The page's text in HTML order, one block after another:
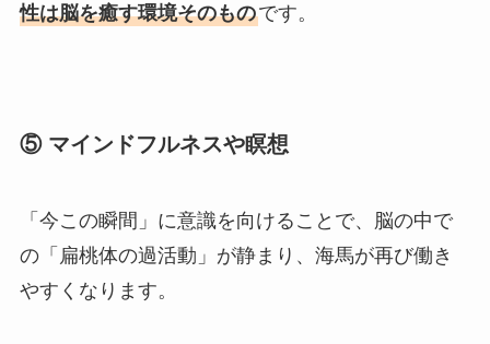
性は脳を癒す環境そのものです。
⑤ マインドフルネスや瞑想
「今この瞬間」に意識を向けることで、脳の中で
の「扁桃体の過活動」が静まり、海馬が再び働き
やすくなります。